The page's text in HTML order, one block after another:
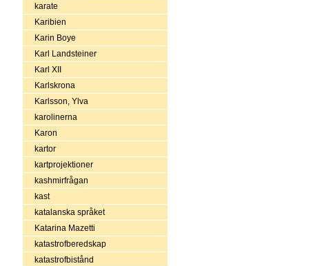
karate
Karibien
Karin Boye
Karl Landsteiner
Karl XII
Karlskrona
Karlsson, Ylva
karolinerna
Karon
kartor
kartprojektioner
kashmirfrågan
kast
katalanska språket
Katarina Mazetti
katastrofberedskap
katastrofbistånd